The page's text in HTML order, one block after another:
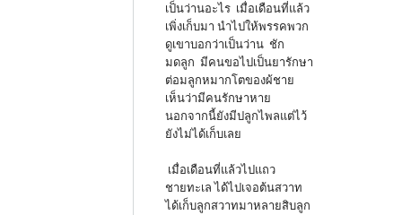
เป็นว่านอะไร เมื่อเดือนที่แล้ว
เพิ่งเก็บมา นำไปให้พรรคพวก
ดูเขาบอกว่าเป็นว่าน ชัก
มดลูก มีคนขอไปเป็นยารักษา
ต่อมลูกหมากโตของผ้ชาย
เห็นว่ามีคนรักษาหาย
นอกจากนี้ยังมีปลูกไพลแต่ไว้
ยังไม่ได้เก็บเลย
เมื่อเดือนที่แล้วไปแถว
ชายทะเล ได้ไปเจอต้นสวาท
ได้เก็บลูกสวาทมาหลายสิบลูก